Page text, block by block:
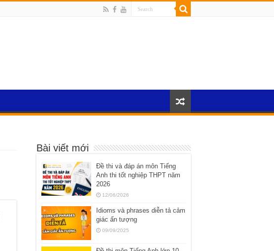
Bài viết mới
Đề thi và đáp án môn Tiếng
Anh thi tốt nghiệp THPT năm
2026
12/06/2026
Idioms và phrases diễn tả cảm
giác ấn tượng
09/09/2025